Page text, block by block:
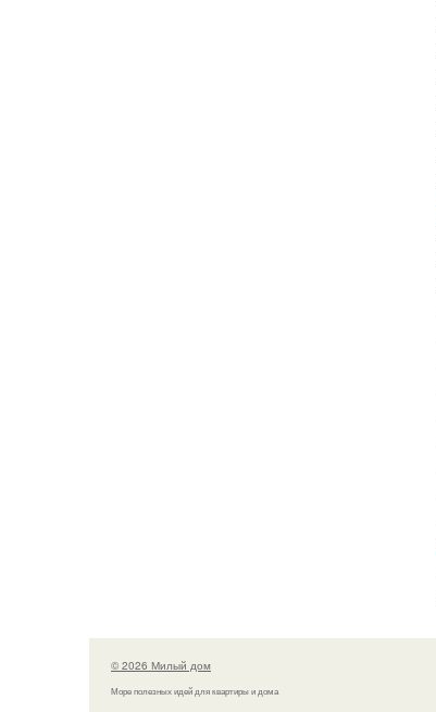
© 2026 Милый дом
Море полезных идей для квартиры и дома